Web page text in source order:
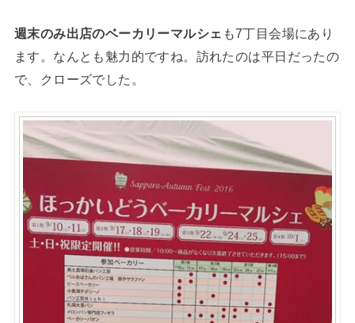
週末のみ出店のベーカリーマルシェ も7丁目会場にあり
ます。なんとも魅力的ですね。訪れたのは平日だったの
で、クローズでした。